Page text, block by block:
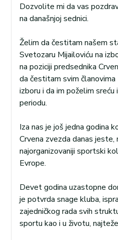
Dozvolite mi da vas
na današnjoj sednici.
Želim da čestitam našem
Svetozaru Mijailoviću na
na poziciji predsednika
da čestitam svim
izboru i da im poželim sreću
periodu.
Iza nas je još jedna godina
Crvena zvezda danas jeste,
najorganizovaniji sportski
Evrope.
Devet godina uzastopne
je potvrda snage kluba,
zajedničkog rada svih
sportu kao i u životu,